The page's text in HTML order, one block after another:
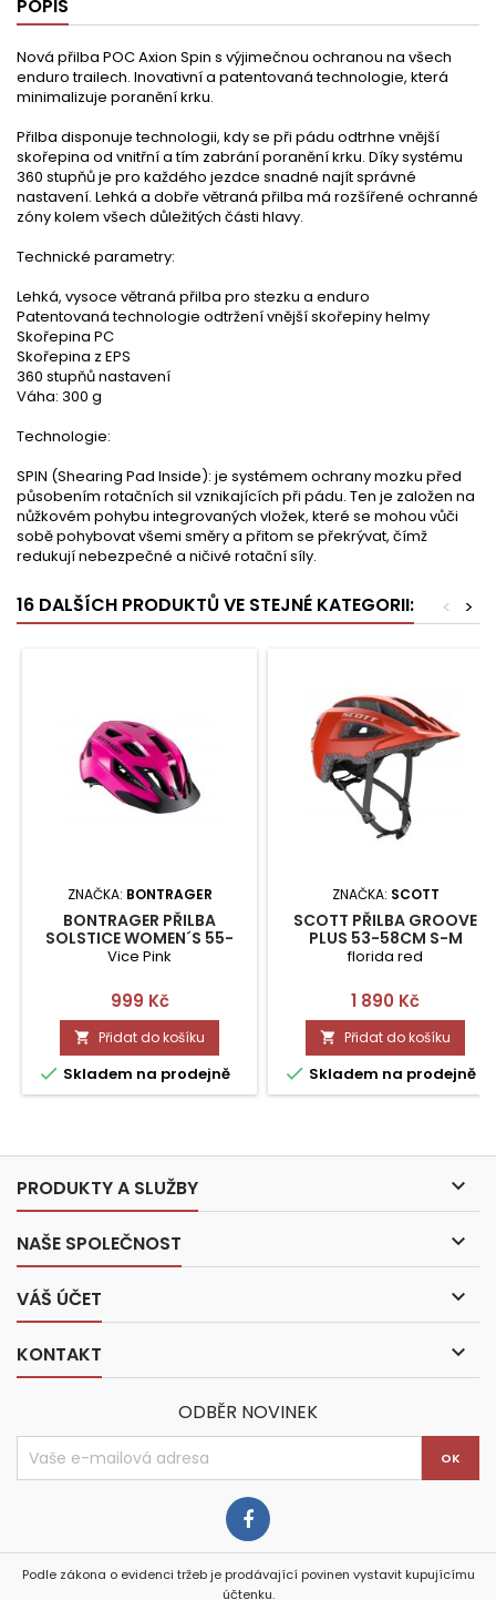
POPIS
Nová přilba POC Axion Spin s výjimečnou ochranou na všech
enduro trailech. Inovativní a patentovaná technologie, která
minimalizuje poranění krku.
Přilba disponuje technologii, kdy se při pádu odtrhne vnější
skořepina od vnitřní a tím zabrání poranění krku. Díky systému
360 stupňů je pro každého jezdce snadné najít správné
nastavení. Lehká a dobře větraná přilba má rozšířené ochranné
zóny kolem všech důležitých části hlavy.
Technické parametry:
Lehká, vysoce větraná přilba pro stezku a enduro
Patentovaná technologie odtržení vnější skořepiny helmy
Skořepina PC
Skořepina z EPS
360 stupňů nastavení
Váha: 300 g
Technologie:
SPIN (Shearing Pad Inside): je systémem ochrany mozku před
působením rotačních sil vznikajících při pádu. Ten je založen na
nůžkovém pohybu integrovaných vložek, které se mohou vůči
sobě pohybovat všemi směry a přitom se překrývat, čímž
redukují nebezpečné a ničivé rotační síly.
16 DALŠÍCH PRODUKTŮ VE STEJNÉ KATEGORII: >
<
ZNAČKA: BONTRAGER
BONTRAGER PŘILBA
SOLSTICE WOMEN´S 55-
61CM M-L
Vice Pink
Cena
999 Kč
 Přidat do košíku
 Skladem na prodejně
ZNAČKA: SCOTT
SCOTT PŘILBA GROOVE
PLUS 53-58CM S-M
florida red
Cena
1 890 Kč
 Přidat do košíku
 Skladem na prodejně
PRODUKTY A SLUŽBY 
NAŠE SPOLEČNOST 
VÁŠ ÚČET 
KONTAKT 
ODBĚR NOVINEK
Podle zákona o evidenci tržeb je prodávající povinen vystavit kupujícímu
účtenku.